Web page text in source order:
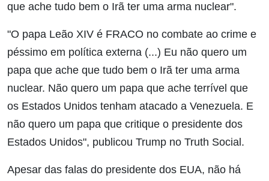
que ache tudo bem o Irã ter uma arma nuclear".
"O papa Leão XIV é FRACO no combate ao crime e
péssimo em política externa (...) Eu não quero um
papa que ache que tudo bem o Irã ter uma arma
nuclear. Não quero um papa que ache terrível que
os Estados Unidos tenham atacado a Venezuela. E
não quero um papa que critique o presidente dos
Estados Unidos", publicou Trump no Truth Social.
Apesar das falas do presidente dos EUA, não há